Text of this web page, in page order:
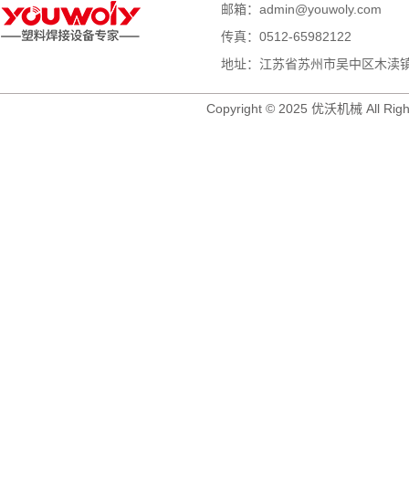
邮箱：admin@youwoly.com
传真：0512-65982122
地址：江苏省苏州市吴中区木渎
Copyright © 2025 优沃机械 All